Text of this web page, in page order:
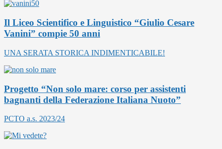
Il Liceo Scientifico e Linguistico “Giulio Cesare
Vanini” compie 50 anni
UNA SERATA STORICA INDIMENTICABILE!
Progetto “Non solo mare: corso per assistenti
bagnanti della Federazione Italiana Nuoto”
PCTO a.s. 2023/24